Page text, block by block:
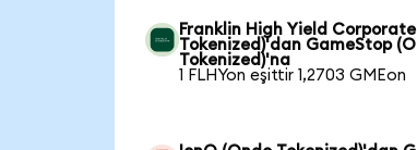
Franklin High Yield Corporate
Tokenized)'dan GameStop
Tokenized)'na
1 FLHYon eşittir 1,2703 GMEon